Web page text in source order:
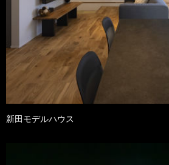
新田モデルハウス